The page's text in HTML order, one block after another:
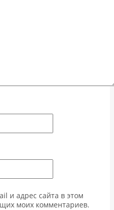
и адрес сайта в этом
моих комментариев.